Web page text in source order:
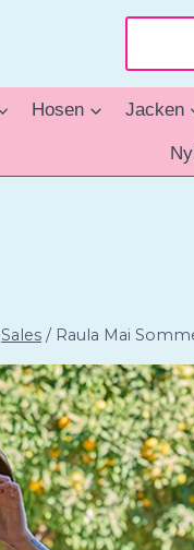
Hosen Jacken
Sales / Raula Mai